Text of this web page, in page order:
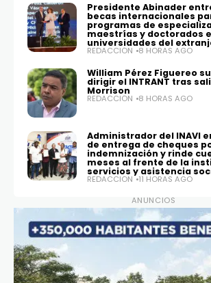
Presidente Abinader
becas internacionales
programas de
maestrías y doctorados
universidades del
REDACCIÓN 8 HORAS AGO
William Pérez Figuereo
dirigir el INTRANT tras
Morrison
REDACCIÓN 8 HORAS AGO
Administrador del INAVI
de entrega de cheques
indemnización y rinde
meses al frente de la
servicios y asistencia
REDACCIÓN
11 HORAS AGO
ANUNCIOS